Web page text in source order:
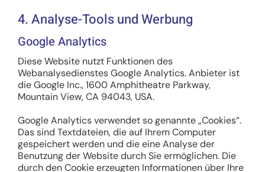
4. Analyse-Tools und Werbung
Google Analytics
Diese Website nutzt Funktionen des
Webanalysedienstes Google Analytics. Anbieter ist
die Google Inc., 1600 Amphitheatre Parkway,
Mountain View, CA 94043, USA.
Google Analytics verwendet so genannte „Cookies“.
Das sind Textdateien, die auf Ihrem Computer
gespeichert werden und die eine Analyse der
Benutzung der Website durch Sie ermöglichen. Die
durch den Cookie erzeugten Informationen über Ihre